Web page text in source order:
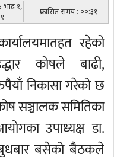
भाद्र १,
प्रकासित समय : ००:३१
रहेको
कोषले बाढी,
निकासा गरेको छ
कोष सञ्चालक समितिका
उपाध्यक्ष डा.
बुधबार बसेको बैठकले